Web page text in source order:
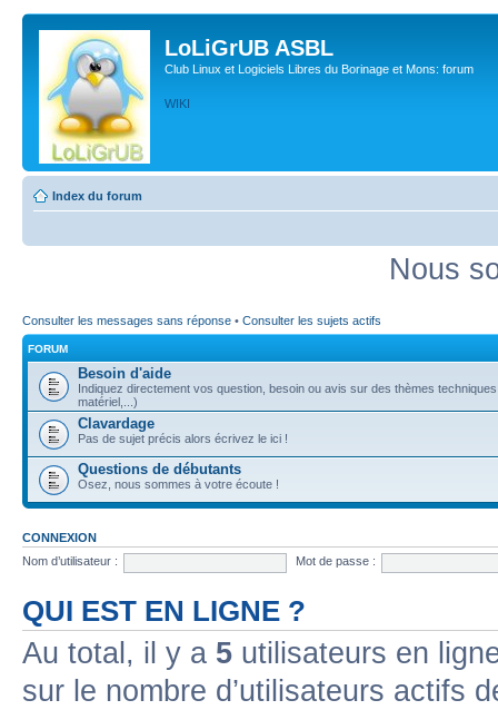
LoLiGrUB ASBL
Club Linux et Logiciels Libres du Borinage et Mons: forum
WIKI
Index du forum
Nous
Consulter les messages sans réponse • Consulter les sujets actifs
FORUM
Besoin d'aide
Indiquez directement vos question, besoin ou avis sur des thèmes
matériel,...)
Clavardage
Pas de sujet précis alors écrivez le ici !
Questions de débutants
Osez, nous sommes à votre écoute !
CONNEXION
Nom d’utilisateur :
Mot de passe :
QUI EST EN LIGNE ?
Au total, il y a 5 utilisateurs en
sur le nombre d’utilisateurs actifs